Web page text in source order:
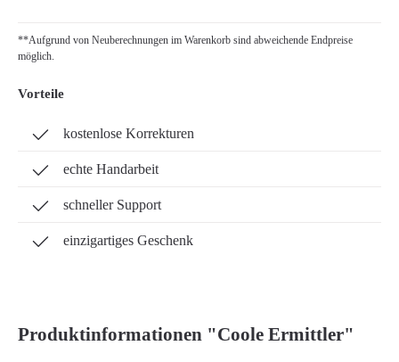
**Aufgrund von Neuberechnungen im Warenkorb sind abweichende Endpreise
möglich.
Vorteile
kostenlose Korrekturen
echte Handarbeit
schneller Support
einzigartiges Geschenk
Produktinformationen "Coole Ermittler"